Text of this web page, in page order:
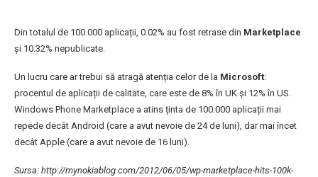
Din totalul de 100.000 aplicații, 0.02% au fost retrase din Marketplace
și 10.32% nepublicate.
Un lucru care ar trebui să atragă atenția celor de la Microsoft:
procentul de aplicații de calitate, care este de 8% în UK și 12% în US.
Windows Phone Marketplace a atins ținta de 100.000 aplicații mai
repede decât Android (care a avut nevoie de 24 de luni), dar mai încet
decât Apple (care a avut nevoie de 16 luni).
Sursa: http://mynokiablog.com/2012/06/05/wp-marketplace-hits-100k-